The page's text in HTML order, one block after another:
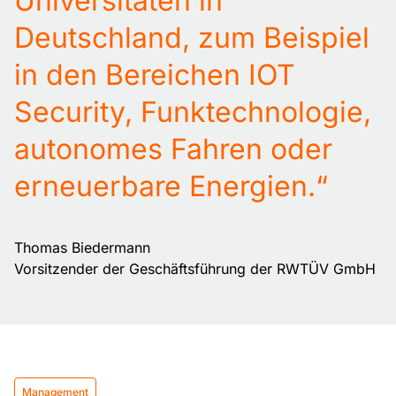
Zur Website
Zeiloch 14, 76646 Bruchsal
Enoplan — München
Zum Partner
Enoplan — Wasungen
Bahnhofstraße 22, 98634 Wasungen
Zum Partner
Deutschland, zum Beispiel
in den Bereichen IOT
Security, Funktechnologie,
autonomes Fahren oder
erneuerbare Energien.“
Thomas Biedermann
Vorsitzender der Geschäftsführung der RWTÜV GmbH
Management